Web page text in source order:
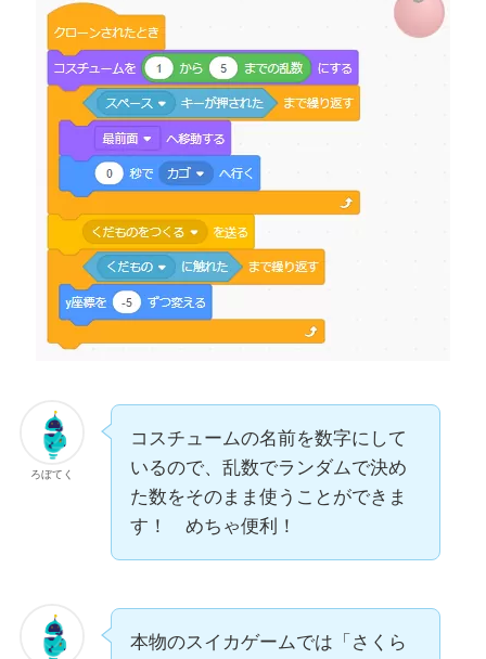
ろぼてく
コスチュームの名前を数字にして
いるので、乱数でランダムで決め
た数をそのまま使うことができま
す！ めちゃ便利！
本物のスイカゲームでは「さくら